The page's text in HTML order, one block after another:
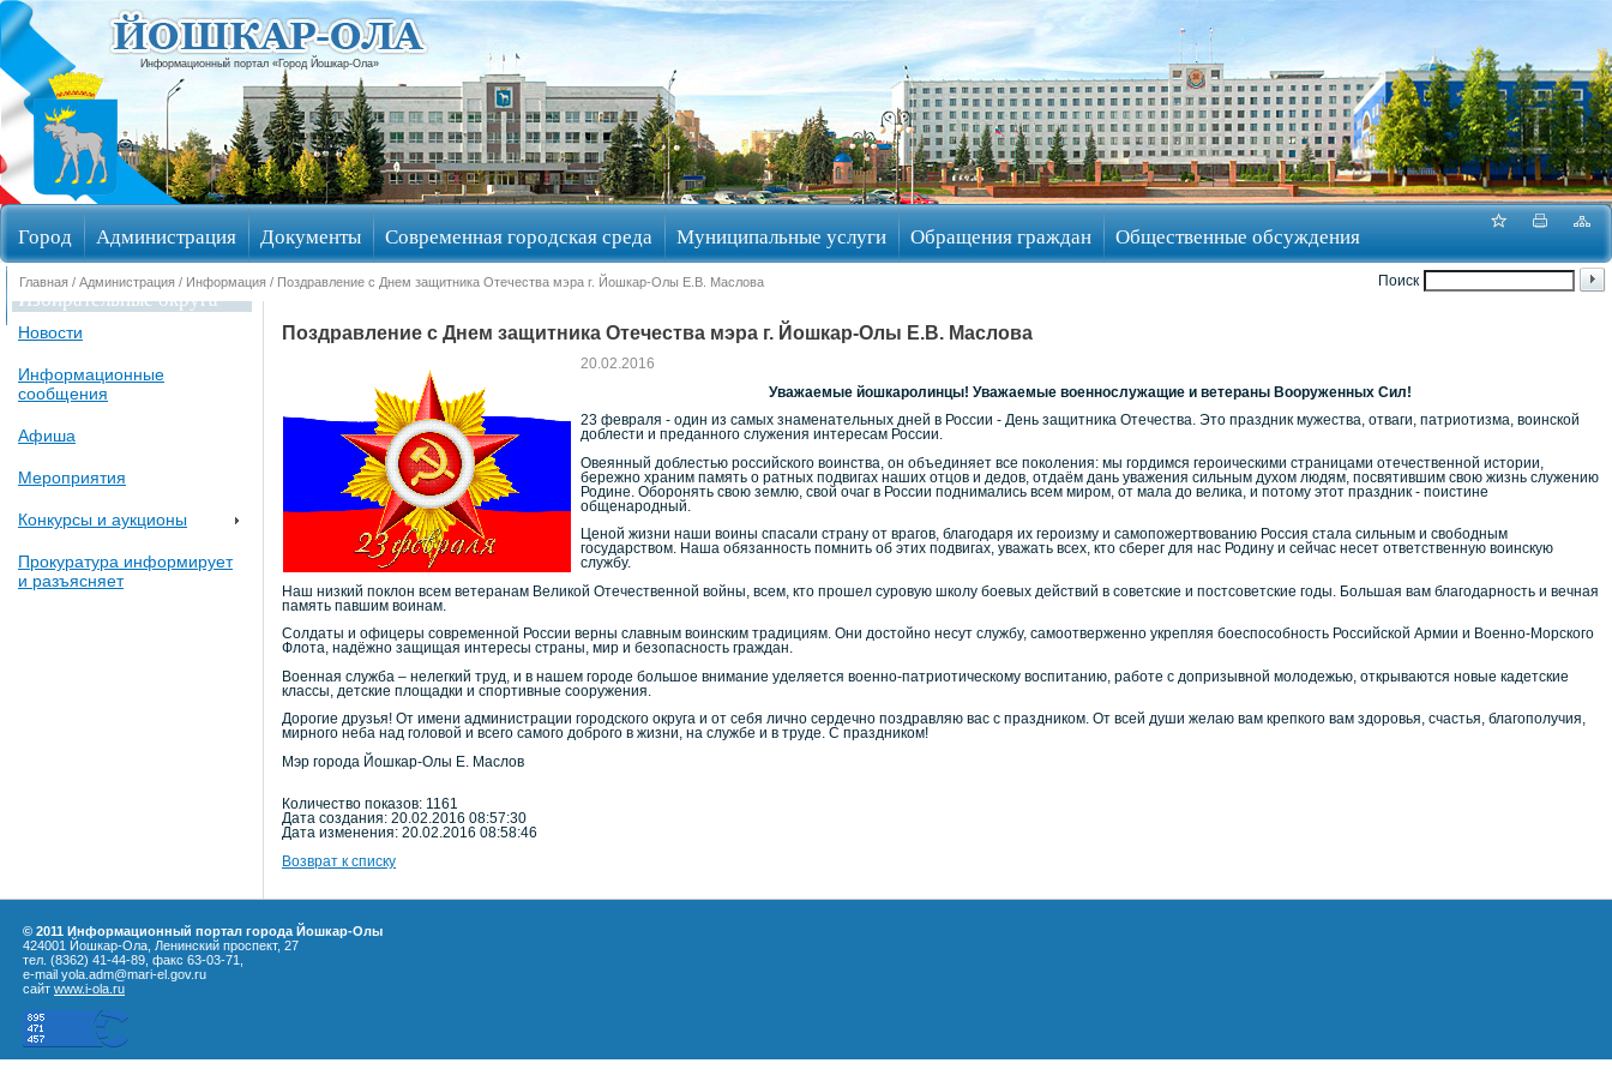
Информационный портал «Город Йошкар-Ола»
Город Администрация Документы Современная городская среда Муниципальные услуги Обращения граждан Общественные обсуждения
Избирательные округа
Поиск
Главная / Администрация / Информация / Поздравление с Днем защитника Отечества мэра г. Йошкар-Олы Е.В. Маслова
Новости
Информационные
сообщения
Афиша
Мероприятия
Конкурсы и аукционы
Прокуратура информирует
и разъясняет
Поздравление с Днем защитника Отечества мэра г. Йошкар-Олы Е.В. Маслова
20.02.2016
Уважаемые йошкаролинцы! Уважаемые военнослужащие и ветераны Вооруженных Сил!
23 февраля - один из самых знаменательных дней в России - День защитника Отечества. Это праздник мужества, отваги, патриотизма, воинской
доблести и преданного служения интересам России.
Овеянный доблестью российского воинства, он объединяет все поколения: мы гордимся героическими страницами отечественной истории,
бережно храним память о ратных подвигах наших отцов и дедов, отдаём дань уважения сильным духом людям, посвятившим свою жизнь служению
Родине. Оборонять свою землю, свой очаг в России поднимались всем миром, от мала до велика, и потому этот праздник - поистине
общенародный.
Ценой жизни наши воины спасали страну от врагов, благодаря их героизму и самопожертвованию Россия стала сильным и свободным
государством. Наша обязанность помнить об этих подвигах, уважать всех, кто сберег для нас Родину и сейчас несет ответственную воинскую
службу.
Наш низкий поклон всем ветеранам Великой Отечественной войны, всем, кто прошел суровую школу боевых действий в советские и постсоветские годы. Большая вам благодарность и вечная
память павшим воинам.
Солдаты и офицеры современной России верны славным воинским традициям. Они достойно несут службу, самоотверженно укрепляя боеспособность Российской Армии и Военно-Морского
Флота, надёжно защищая интересы страны, мир и безопасность граждан.
Военная служба – нелегкий труд, и в нашем городе большое внимание уделяется военно-патриотическому воспитанию, работе с допризывной молодежью, открываются новые кадетские
классы, детские площадки и спортивные сооружения.
Дорогие друзья! От имени администрации городского округа и от себя лично сердечно поздравляю вас с праздником. От всей души желаю вам крепкого вам здоровья, счастья, благополучия,
мирного неба над головой и всего самого доброго в жизни, на службе и в труде. С праздником!
Мэр города Йошкар-Олы Е. Маслов
Количество показов: 1161
Дата создания: 20.02.2016 08:57:30
Дата изменения: 20.02.2016 08:58:46
Возврат к списку
© 2011 Информационный портал города Йошкар-Олы
424001 Йошкар-Ола, Ленинский проспект, 27
тел. (8362) 41-44-89, факс 63-03-71,
e-mail yola.adm@mari-el.gov.ru
сайт www.i-ola.ru